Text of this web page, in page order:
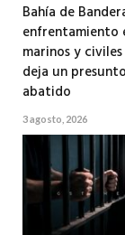
Bahía de
enfrentamiento
marinos y
deja un
abatido
3 agosto, 2026